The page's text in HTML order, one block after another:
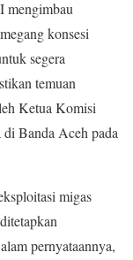
konsesi
segera
temuan
Ketua Komisi
Banda Aceh pada
migas
pernyataannya,